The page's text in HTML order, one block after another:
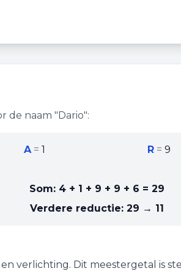
de naam "Dario":
A= 1 R= 9
Som: 4 + 1 + 9 + 9 + 6 = 29
Verdere reductie: 29 → 11
en verlichting. Dit meestergetal is